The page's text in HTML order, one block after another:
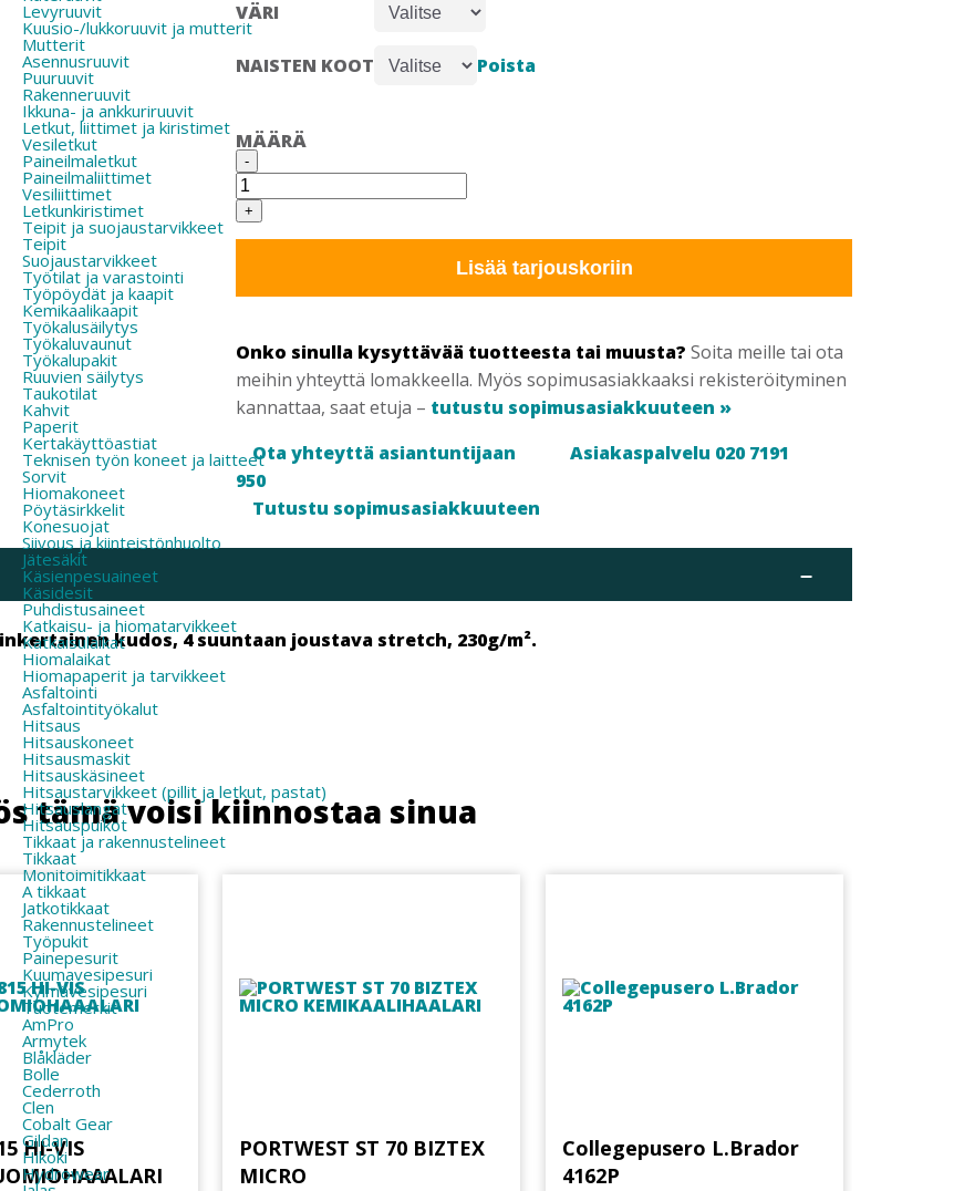
Levyruuvit
Kuusio-/lukkoruuvit ja mutterit
Mutterit
Asennusruuvit
Puuruuvit
Rakenneruuvit
Ikkuna- ja ankkuriruuvit
Letkut, liittimet ja kiristimet
Vesiletkut
Paineilmaletkut
Paineilmaliittimet
Vesiliittimet
Letkunkiristimet
Teipit ja suojaustarvikkeet
Teipit
Suojaustarvikkeet
Työtilat ja varastointi
Työpöydät ja kaapit
Kemikaalikaapit
Työkalusäilytys
Työkaluvaunut
Työkalupakit
Ruuvien säilytys
Taukotilat
Kahvit
Paperit
Kertakäyttöastiat
Teknisen työn koneet ja laitteet
Sorvit
Hiomakoneet
Pöytäsirkkelit
Konesuojat
Siivous ja kiinteistönhuolto
Jätesäkit
Käsienpesuaineet
Käsidesit
Puhdistusaineet
Katkaisu- ja hiomatarvikkeet
Katkaisulaikat
Hiomalaikat
Hiomapaperit ja tarvikkeet
Asfaltointi
Asfaltointityökalut
Hitsaus
Hitsauskoneet
Hitsausmaskit
Hitsauskäsineet
Hitsaustarvikkeet (pillit ja letkut, pastat)
Hitsauslangat
Hitsauspuikot
Tikkaat ja rakennustelineet
Tikkaat
Monitoimitikkaat
A tikkaat
Jatkotikkaat
Rakennustelineet
Työpukit
Painepesurit
Kuumavesipesuri
Kylmävesipesuri
Tuotemerkit
AmPro
Armytek
Blåkläder
Bolle
Cederroth
Clen
Cobalt Gear
Gildan
Hikoki
Hydrowear
VÄRI
NAISTEN KOOT Poista
MÄÄRÄ
BLÅKLÄDER
7192
NAISTEN
STRETCH
RIIPPUTASKUHOUSUT
määrä
-
+
Lisää tarjouskoriin
Onko sinulla kysyttävää tuotteesta tai muusta? Soita meille tai ota
meihin yhteyttä lomakkeella. Myös sopimusasiakkaaksi rekisteröityminen
kannattaa, saat etuja – tutustu sopimusasiakkuuteen »
Ota yhteyttä asiantuntijaan
Asiakaspalvelu 020 7191
950
Tutustu sopimusasiakkuuteen
–
kudos, 4 suuntaan joustava stretch, 230g/m².
tämä voisi kiinnostaa sinua
HI-VIS
PORTWEST ST 70 BIZTEX
MICRO
Collegepusero L.Brador
4162P